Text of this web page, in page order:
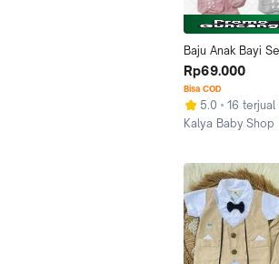
Baju Anak Bayi
Rompi Lengan
Pesta
Rp69.000
Bisa COD
5.0
16 terjual
Kalya Baby Shop